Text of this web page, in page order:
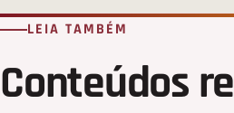
LEIA TAMBÉM
Conteúdos